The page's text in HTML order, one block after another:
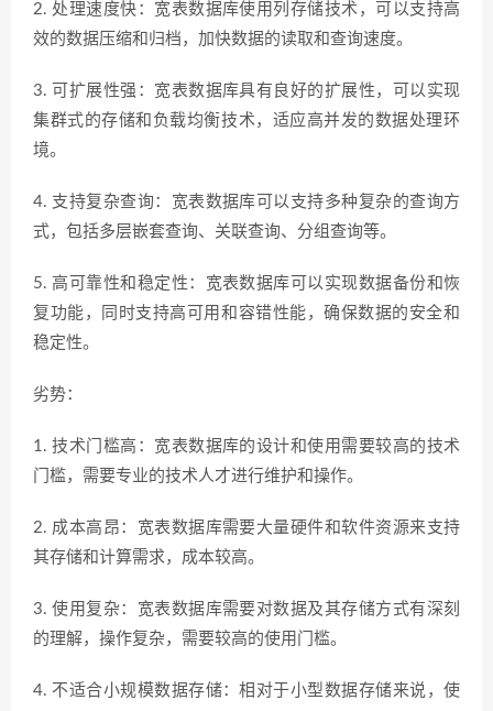
2. 处理速度快：宽表数据库使用列存储技术，可以支持高
效的数据压缩和归档，加快数据的读取和查询速度。
3. 可扩展性强：宽表数据库具有良好的扩展性，可以实现
集群式的存储和负载均衡技术，适应高并发的数据处理环
境。
4. 支持复杂查询：宽表数据库可以支持多种复杂的查询方
式，包括多层嵌套查询、关联查询、分组查询等。
5. 高可靠性和稳定性：宽表数据库可以实现数据备份和恢
复功能，同时支持高可用和容错性能，确保数据的安全和
稳定性。
劣势：
1. 技术门槛高：宽表数据库的设计和使用需要较高的技术
门槛，需要专业的技术人才进行维护和操作。
2. 成本高昂：宽表数据库需要大量硬件和软件资源来支持
其存储和计算需求，成本较高。
3. 使用复杂：宽表数据库需要对数据及其存储方式有深刻
的理解，操作复杂，需要较高的使用门槛。
4. 不适合小规模数据存储：相对于小型数据存储来说，使